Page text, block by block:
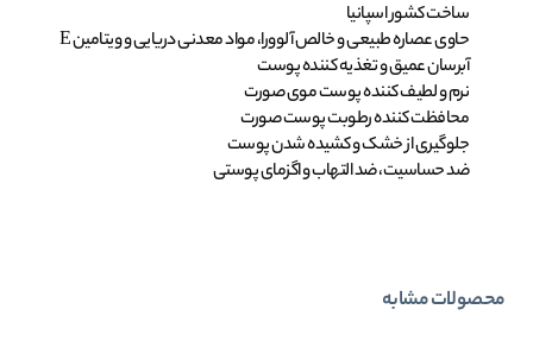
ساخت کشور اسپانیا
حاوی عصاره طبیعی و خالص آلوورا، مواد معدنی دریایی و ویتامین E
آبرسان عمیق و تغذیه کننده پوست
نرم و لطیف کننده پوست موی صورت
محافظت کننده رطوبت پوست صورت
جلوگیری از خشک و کشیده شدن پوست
ضد حساسیت، ضد التهاب و اگزمای پوستی
محصولات مشابه